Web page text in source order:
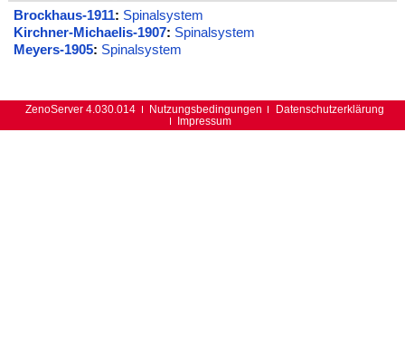
Brockhaus-1911: Spinalsystem
Kirchner-Michaelis-1907: Spinalsystem
Meyers-1905: Spinalsystem
ZenoServer 4.030.014 Nutzungsbedingungen
Datenschutzerklärung
Impressum